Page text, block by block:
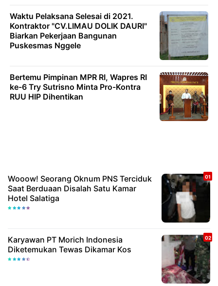
Waktu Pelaksana Selesai di 2021.
Kontraktor "CV.LIMAU DOLIK DAURI"
Biarkan Pekerjaan Bangunan
Puskesmas Nggele
Bertemu Pimpinan MPR RI, Wapres RI
ke-6 Try Sutrisno Minta Pro-Kontra
RUU HIP Dihentikan
Wooow! Seorang Oknum PNS Terciduk
Saat Berduaan Disalah Satu Kamar
Hotel Salatiga
Karyawan PT Morich Indonesia
Diketemukan Tewas Dikamar Kos